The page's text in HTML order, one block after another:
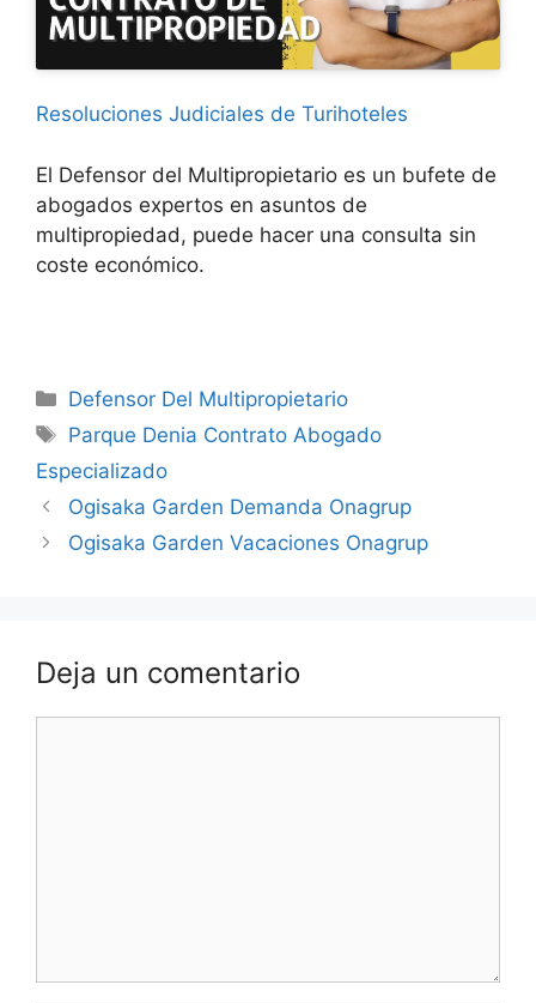
Resoluciones Judiciales de Turihoteles
El Defensor del Multipropietario es un bufete de
abogados expertos en asuntos de
multipropiedad, puede hacer una consulta sin
coste económico.
Categorías
Defensor Del Multipropietario
Etiquetas
Parque Denia Contrato Abogado
Especializado
Ogisaka Garden Demanda Onagrup
Ogisaka Garden Vacaciones Onagrup
Deja un comentario